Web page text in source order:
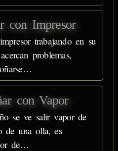
con Impresor
trabajando en su
problemas,
con Vapor
se ve salir vapor de
de una olla, es
de…